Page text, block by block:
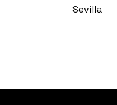
Sevilla